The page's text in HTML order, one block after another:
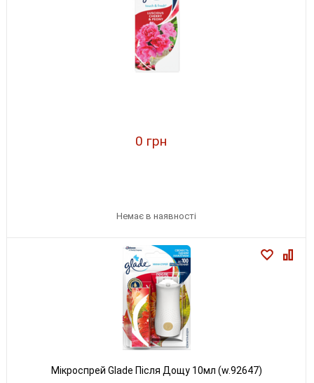
0 грн
Немає в наявності
Мікроспрей Glade Після Дощу 10мл (w.92647)